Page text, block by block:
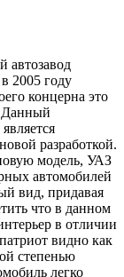
автозавод
2005 году
концерна это
Данный
разработкой.
модель, УАЗ
автомобилей
вид, придавая
что в данном
в отличии
видно как
степенью
легко